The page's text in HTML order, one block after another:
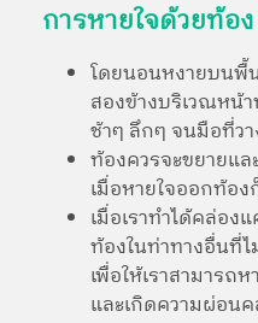
การหายใจด้วยท้อ
โดยนอนหงายบนพื้
สองข้างบริเวณหน้า
ช้าๆ ลึกๆ จนมือที่ว
ท้องควรจะขยายแ
เมื่อหายใจออกท้อ
เมื่อเราทำได้คล่อง
ท้องในท่าทางอื่นที่
เพื่อให้เราสามารถ
และเกิดความผ่อน